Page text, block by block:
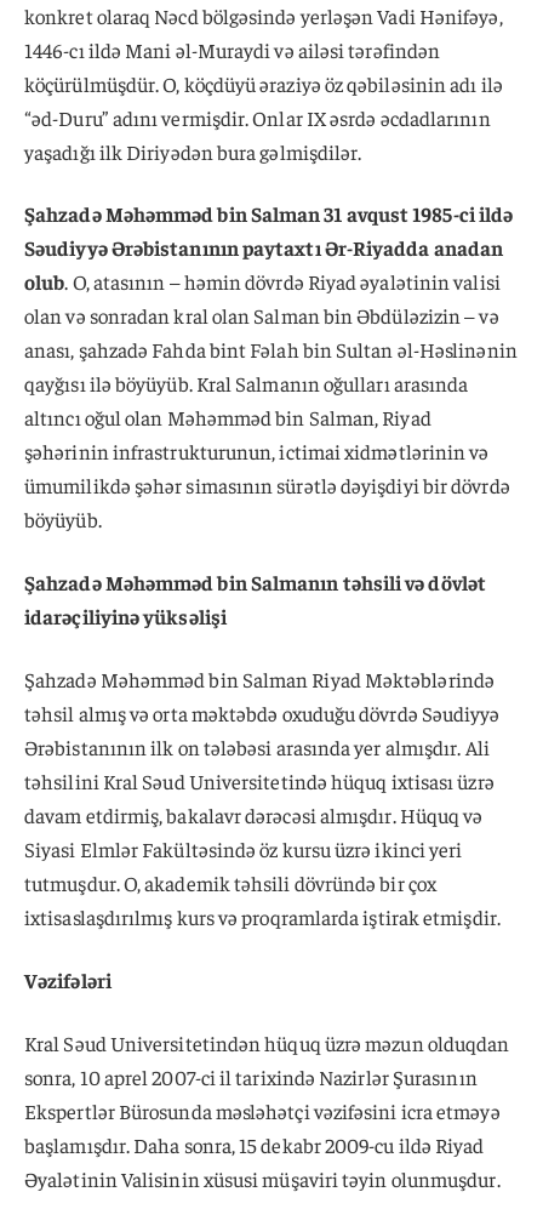
konkret olaraq Nəcd bölgəsində yerləşən Vadi Hənifəyə,
1446-cı ildə Mani əl-Muraydi və ailəsi tərəfindən
köçürülmüşdür. O, köçdüyü əraziyə öz qəbiləsinin adı ilə
“əd-Duru” adını vermişdir. Onlar IX əsrdə əcdadlarının
yaşadığı ilk Diriyədən bura gəlmişdilər.
Şahzadə Məhəmməd bin Salman 31 avqust 1985-ci ildə
Səudiyyə Ərəbistanının paytaxtı Ər-Riyadda anadan
olub. O, atasının – həmin dövrdə Riyad əyalətinin valisi
olan və sonradan kral olan Salman bin Əbdüləzizin – və
anası, şahzadə Fahda bint Fəlah bin Sultan əl-Həslinənin
qayğısı ilə böyüyüb. Kral Salmanın oğulları arasında
altıncı oğul olan Məhəmməd bin Salman, Riyad
şəhərinin infrastrukturunun, ictimai xidmətlərinin və
ümumilikdə şəhər simasının sürətlə dəyişdiyi bir dövrdə
böyüyüb.
Şahzadə Məhəmməd bin Salmanın təhsili və dövlət
idarəçiliyinə yüksəlişi
Şahzadə Məhəmməd bin Salman Riyad Məktəblərində
təhsil almış və orta məktəbdə oxuduğu dövrdə Səudiyyə
Ərəbistanının ilk on tələbəsi arasında yer almışdır. Ali
təhsilini Kral Səud Universitetində hüquq ixtisası üzrə
davam etdirmiş, bakalavr dərəcəsi almışdır. Hüquq və
Siyasi Elmlər Fakültəsində öz kursu üzrə ikinci yeri
tutmuşdur. O, akademik təhsili dövründə bir çox
ixtisaslaşdırılmış kurs və proqramlarda iştirak etmişdir.
Vəzifələri
Kral Səud Universitetindən hüquq üzrə məzun olduqdan
sonra, 10 aprel 2007-ci il tarixində Nazirlər Şurasının
Ekspertlər Bürosunda məsləhətçi vəzifəsini icra etməyə
başlamışdır. Daha sonra, 15 dekabr 2009-cu ildə Riyad
Əyalətinin Valisinin xüsusi müşaviri təyin olunmuşdur.